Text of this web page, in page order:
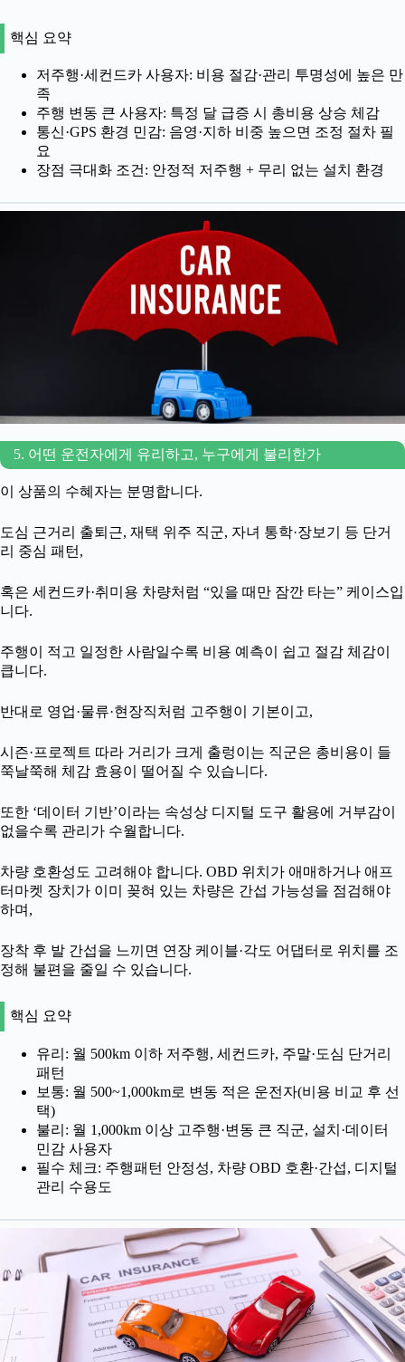
핵심 요약
저주행·세컨드카 사용자: 비용 절감·관리 투명성에 높은 만
족
주행 변동 큰 사용자: 특정 달 급증 시 총비용 상승 체감
통신·GPS 환경 민감: 음영·지하 비중 높으면 조정 절차 필
요
장점 극대화 조건: 안정적 저주행 + 무리 없는 설치 환경
5. 어떤 운전자에게 유리하고, 누구에게 불리한가
이 상품의 수혜자는 분명합니다.
도심 근거리 출퇴근, 재택 위주 직군, 자녀 통학·장보기 등 단거
리 중심 패턴,
혹은 세컨드카·취미용 차량처럼 “있을 때만 잠깐 타는” 케이스입
니다.
주행이 적고 일정한 사람일수록 비용 예측이 쉽고 절감 체감이
큽니다.
반대로 영업·물류·현장직처럼 고주행이 기본이고,
시즌·프로젝트 따라 거리가 크게 출렁이는 직군은 총비용이 들
쭉날쭉해 체감 효용이 떨어질 수 있습니다.
또한 ‘데이터 기반’이라는 속성상 디지털 도구 활용에 거부감이
없을수록 관리가 수월합니다.
차량 호환성도 고려해야 합니다. OBD 위치가 애매하거나 애프
터마켓 장치가 이미 꽂혀 있는 차량은 간섭 가능성을 점검해야
하며,
장착 후 발 간섭을 느끼면 연장 케이블·각도 어댑터로 위치를 조
정해 불편을 줄일 수 있습니다.
핵심 요약
유리: 월 500km 이하 저주행, 세컨드카, 주말·도심 단거리
패턴
보통: 월 500~1,000km로 변동 적은 운전자(비용 비교 후 선
택)
불리: 월 1,000km 이상 고주행·변동 큰 직군, 설치·데이터
민감 사용자
필수 체크: 주행패턴 안정성, 차량 OBD 호환·간섭, 디지털
관리 수용도